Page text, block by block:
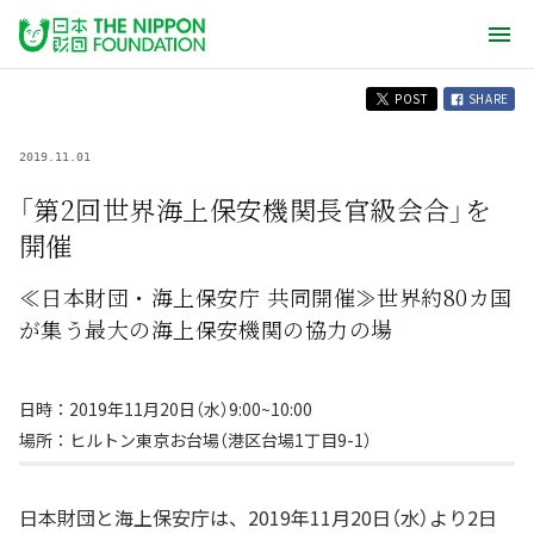
POST SHARE
2019.11.01
「第2回世界海上保安機関長官級会合」を
開催
≪日本財団・海上保安庁 共同開催≫世界約80カ国
が集う最大の海上保安機関の協力の場
日時：2019年11月20日（水）9:00~10:00
場所：ヒルトン東京お台場（港区台場1丁目9-1）
日本財団と海上保安庁は、2019年11月20日（水）より2日